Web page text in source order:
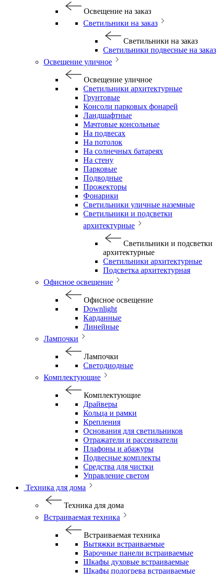
Освещение на заказ
Светильники на заказ
Светильники на заказ
Светильники подвесные на заказ
Освещение уличное
Освещение уличное
Светильники архитектурные
Грунтовые
Консоли парковых фонарей
Ландшафтные
Мачтовые консольные
На подвесах
На потолок
На солнечных батареях
На стену
Парковые
Подводные
Прожекторы
Фонарики
Светильники уличные наземные
Светильники и подсветки
архитектурные
Светильники и подсветки
архитектурные
Светильники архитектурные
Подсветка архитектурная
Офисное освещение
Офисное освещение
Downlight
Карданные
Линейные
Лампочки
Лампочки
Светодиодные
Комплектующие
Комплектующие
Драйверы
Кольца и рамки
Крепления
Основания для светильников
Отражатели и рассеиватели
Плафоны и абажуры
Подвесные комплекты
Средства для чистки
Управление светом
Техника для дома
Техника для дома
Встраиваемая техника
Встраиваемая техника
Вытяжки встраиваемые
Варочные панели встраиваемые
Шкафы духовые встраиваемые
Шкафы подогрева встраиваемые